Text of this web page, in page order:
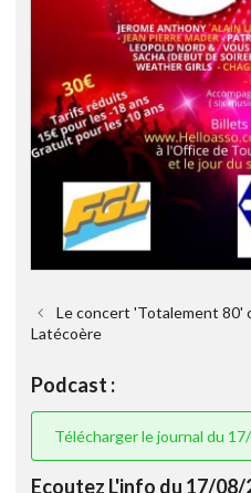
Le concert 'Totalement 80'
Latécoère
Podcast :
Télécharger le journal du
Ecoutez L'info du 17/08/